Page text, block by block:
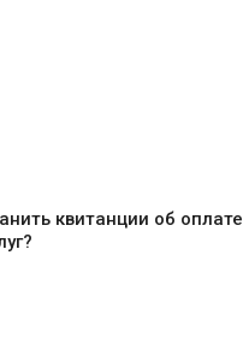
квитанции об оплате